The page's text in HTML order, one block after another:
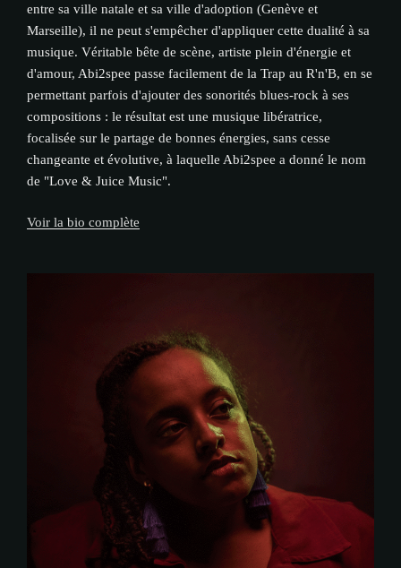
entre sa ville natale et sa ville d'adoption (Genève et
Marseille), il ne peut s'empêcher d'appliquer cette dualité à sa
musique. Véritable bête de scène, artiste plein d'énergie et
d'amour, Abi2spee passe facilement de la Trap au R'n'B, en se
permettant parfois d'ajouter des sonorités blues-rock à ses
compositions : le résultat est une musique libératrice,
focalisée sur le partage de bonnes énergies, sans cesse
changeante et évolutive, à laquelle Abi2spee a donné le nom
de "Love & Juice Music".
Voir la bio complète